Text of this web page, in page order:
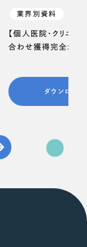
業界別資料
【個人医院・クリニッ
合わせ獲得完全ガイ
ダウンロード